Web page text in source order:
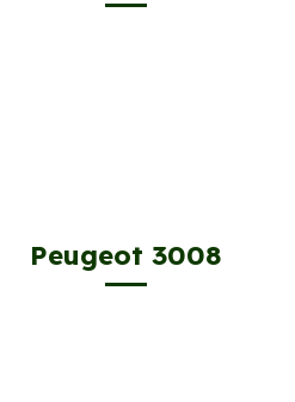
Peugeot 3008